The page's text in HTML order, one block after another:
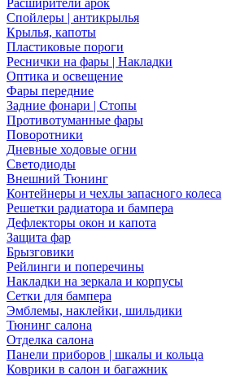
Расширители арок
Спойлеры | антикрылья
Крылья, капоты
Пластиковые пороги
Реснички на фары | Накладки
Оптика и освещение
Фары передние
Задние фонари | Стопы
Противотуманные фары
Поворотники
Дневные ходовые огни
Светодиоды
Внешний Тюнинг
Контейнеры и чехлы запасного колеса
Решетки радиатора и бампера
Дефлекторы окон и капота
Защита фар
Брызговики
Рейлинги и поперечины
Накладки на зеркала и корпусы
Сетки для бампера
Эмблемы, наклейки, шильдики
Тюнинг салона
Отделка салона
Панели приборов | шкалы и кольца
Коврики в салон и багажник